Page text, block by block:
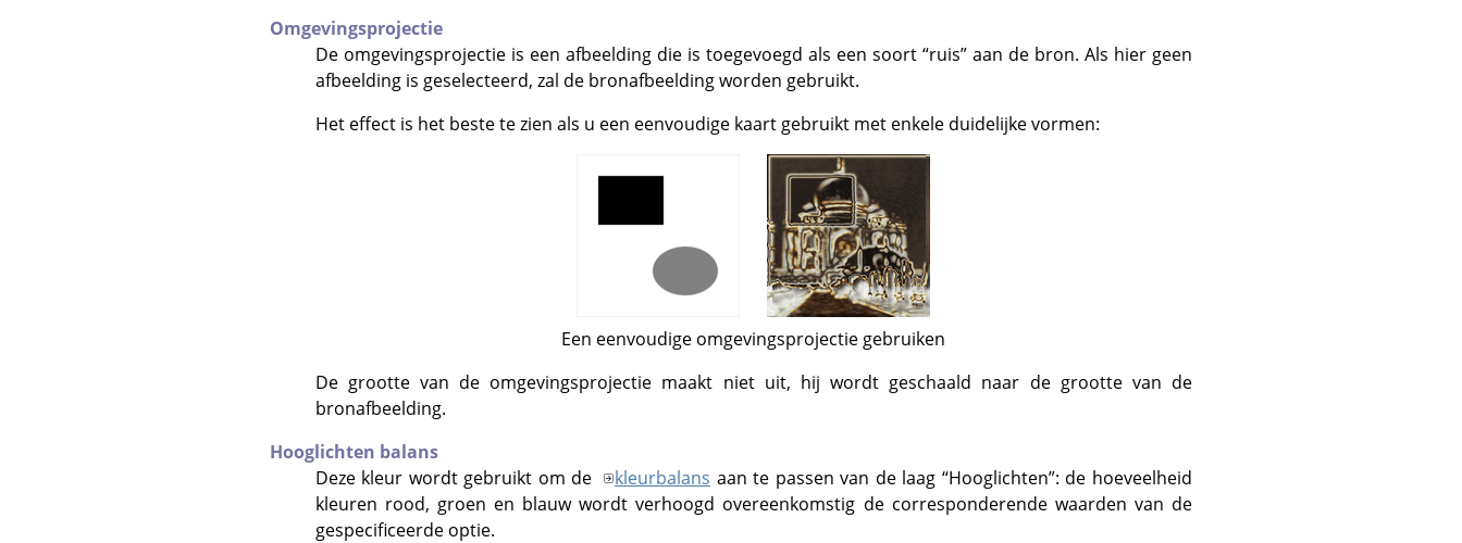
Omgevingsprojectie
De omgevingsprojectie is een afbeelding die is toegevoegd als een soort “ruis”aan de bron. Als hier geen
afbeelding is geselecteerd, zal de bronafbeelding worden gebruikt.
Het effect is het beste te zien als u een eenvoudige kaart gebruikt met enkele duidelijke vormen:
Een eenvoudige omgevingsprojectie gebruiken
De grootte van de omgevingsprojectie maakt niet uit, hij wordt geschaald naar de grootte van de
bronafbeelding.
Hooglichten balans
Deze kleur wordt gebruikt om de
kleurbalans aan te passen van de laag “Hooglichten”: de hoeveelheid
kleuren rood, groen en blauw wordt verhoogd overeenkomstig de corresponderende waarden van de
gespecificeerde optie.